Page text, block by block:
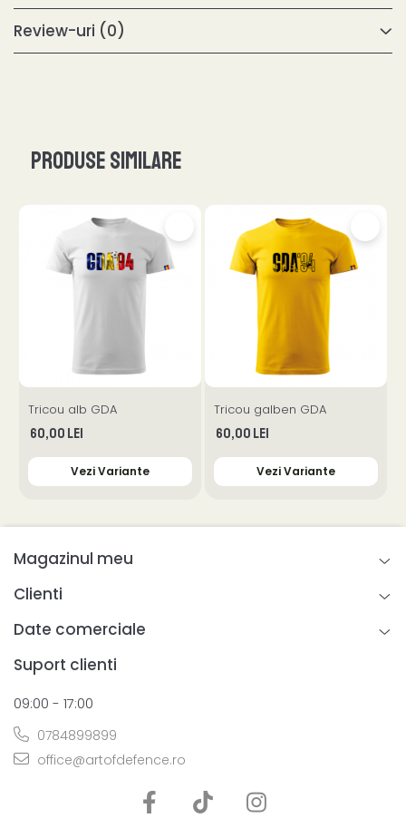
Review-uri (0)
Produse similare
Tricou alb GDA
60,00 Lei
Vezi Variante
Tricou galben GDA
60,00 Lei
Vezi Variante
Magazinul meu
Clienti
Date comerciale
Suport clienti
09:00 - 17:00
0784899899
office@artofdefence.ro